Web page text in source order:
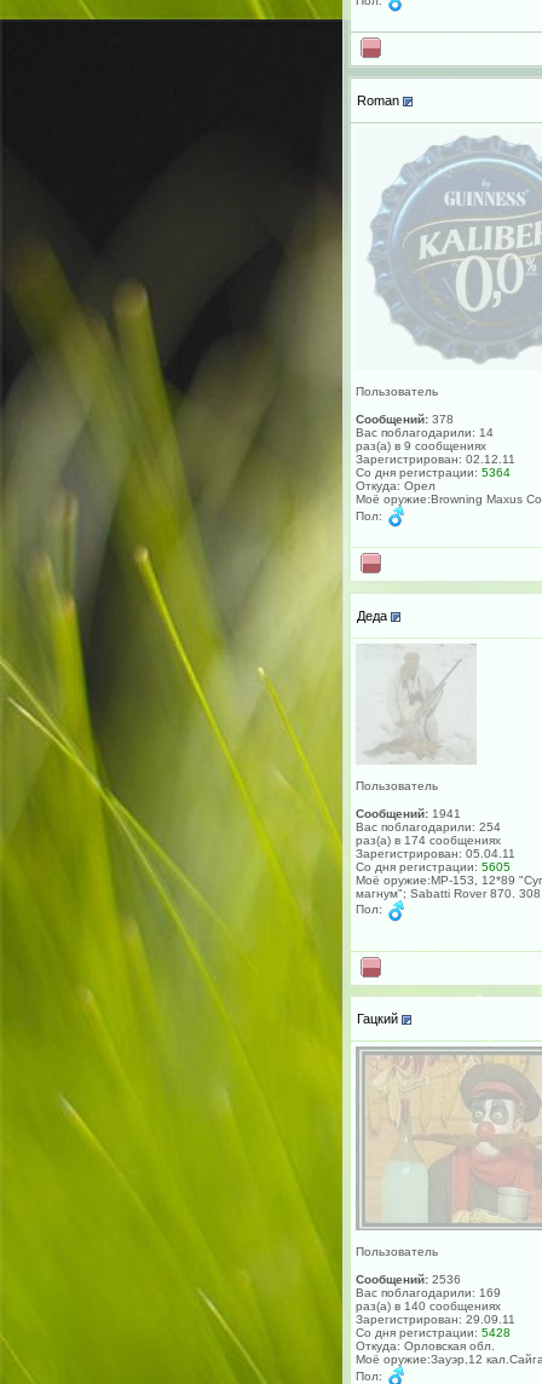
Roman
Пользователь
Сообщений: 378
Вас поблагодарили: 14
раз(а) в 9 сообщениях
Зарегистрирован: 02.12.11
Со дня регистрации: 5364
Откуда: Орел
Моё оружие:Browning Maxus
Пол:
Деда
Пользователь
Сообщений: 1941
Вас поблагодарили: 254
раз(а) в 174 сообщениях
Зарегистрирован: 05.04.11
Со дня регистрации: 5605
Моё оружие:МР-153, 12*89
магнум"; Sabatti Rover 870. 308
Пол:
Гацкий
Пользователь
Сообщений: 2536
Вас поблагодарили: 169
раз(а) в 140 сообщениях
Зарегистрирован: 29.09.11
Со дня регистрации: 5428
Откуда: Орловская обл.
Моё оружие:Зауэр,12
Пол: